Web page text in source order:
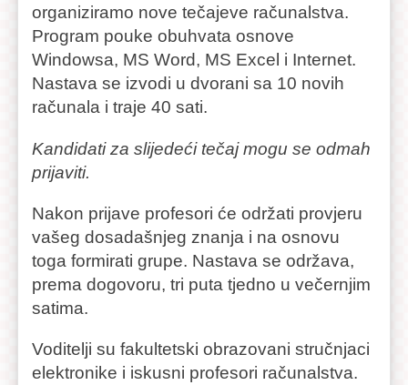
organiziramo nove tečajeve računalstva.
Program pouke obuhvata osnove
Windowsa, MS Word, MS Excel i Internet.
Nastava se izvodi u dvorani sa 10 novih
računala i traje 40 sati.
Kandidati za slijedeći tečaj mogu se odmah
prijaviti.
Nakon prijave profesori će održati provjeru
vašeg dosadašnjeg znanja i na osnovu
toga formirati grupe. Nastava se održava,
prema dogovoru, tri puta tjedno u večernjim
satima.
Voditelji su fakultetski obrazovani stručnjaci
elektronike i iskusni profesori računalstva.